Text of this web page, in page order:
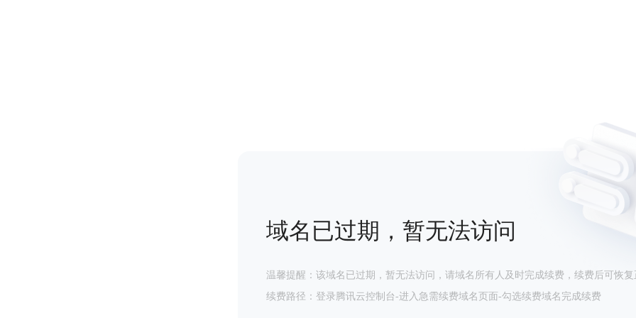
域名已过期，暂无法访问
温馨提醒：该域名已过期，暂无法访问，请域名所有人及时完成续费，续费后可恢复
续费路径：登录腾讯云控制台-进入急需续费域名页面-勾选续费域名完成续费